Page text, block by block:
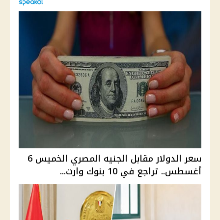
سعر الدولار مقابل الجنيه المصري الخميس 6
أغسطس.. تراجع في 10 بنوك وارت...